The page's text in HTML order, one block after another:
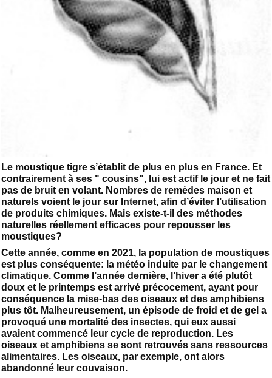
Le moustique tigre s’établit de plus en plus en France. Et
contrairement à ses " cousins", lui est actif le jour et ne fait
pas de bruit en volant. Nombres de remèdes maison et
naturels voient le jour sur Internet, afin d’éviter l’utilisation
de produits chimiques. Mais existe-t-il des méthodes
naturelles réellement efficaces pour repousser les
moustiques?
Cette année, comme en 2021, la population de moustiques
est plus conséquente: la météo induite par le changement
climatique. Comme l’année dernière, l’hiver a été plutôt
doux et le printemps est arrivé précocement, ayant pour
conséquence la mise-bas des oiseaux et des amphibiens
plus tôt. Malheureusement, un épisode de froid et de gel a
provoqué une mortalité des insectes, qui eux aussi
avaient commencé leur cycle de reproduction. Les
oiseaux et amphibiens se sont retrouvés sans ressources
alimentaires. Les oiseaux, par exemple, ont alors
abandonné leur couvaison.